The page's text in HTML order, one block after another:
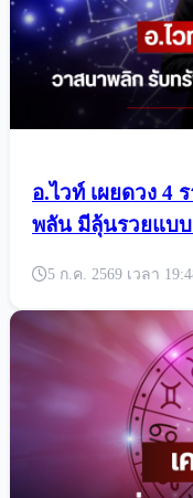
อ.ไวท์ เผยดวง 4
พลัน มีลุ้นรวยแบ
5 ก.ค. 2569 เวลา